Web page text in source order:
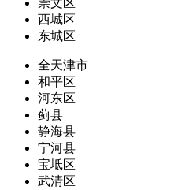
崇文区
西城区
东城区
全天津市
和平区
河东区
蓟县
静海县
宁河县
宝坻区
武清区